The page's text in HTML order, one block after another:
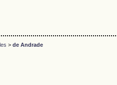
> de Andrade